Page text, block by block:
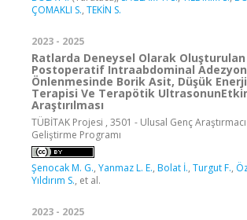
ÇOMAKLI S., TEKİN S.
2023 - 2025
Ratlarda Deneysel Olarak Oluşturulan
Postoperatif Intraabdominal
Önlenmesinde Borik Asit, Düşük
Terapisi Ve Terapötik
Araştırılması
TÜBİTAK Projesi , 3501 - Ulusal Genç
Geliştirme Programı
Şenocak M. G., Yanmaz L. E., Bolat İ., Turgut F.,
Yıldırım S., et al.
2023 - 2025